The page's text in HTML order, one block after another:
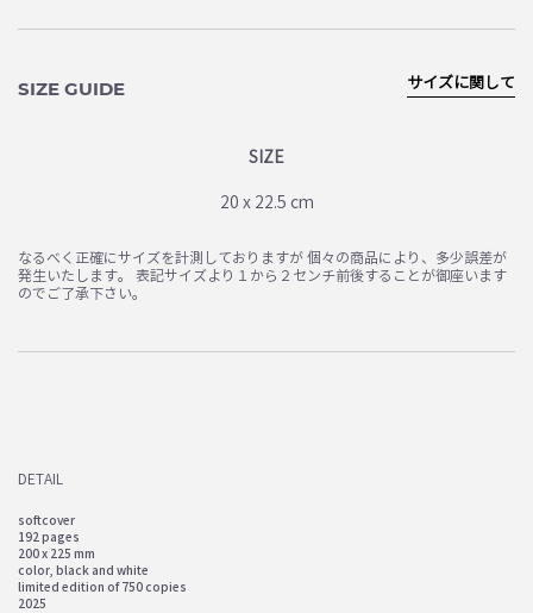
SIZE GUIDE
SIZE
20 x 22.5 cm
サイズに関して
なるべく正確にサイズを計測しておりますが 個々の商品により、多少誤差が
発生いたします。 表記サイズより１から２センチ前後することが御座います
のでご了承下さい。
DETAIL
softcover
192 pages
200 x 225 mm
color, black and white
limited edition of 750 copies
2025